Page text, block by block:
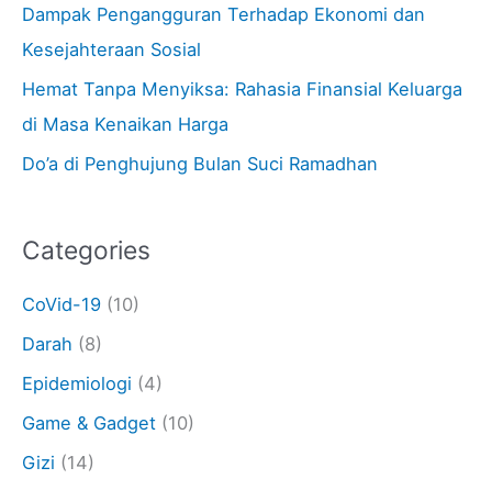
Dampak Pengangguran Terhadap Ekonomi dan
Kesejahteraan Sosial
Hemat Tanpa Menyiksa: Rahasia Finansial Keluarga
di Masa Kenaikan Harga
Do’a di Penghujung Bulan Suci Ramadhan
Categories
CoVid-19 (10)
Darah (8)
Epidemiologi (4)
Game & Gadget (10)
Gizi (14)